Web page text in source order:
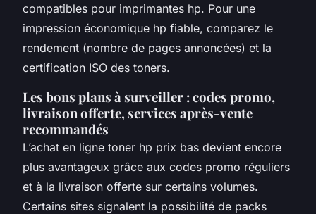
compatibles pour imprimantes hp. Pour une
impression économique hp fiable, comparez le
rendement (nombre de pages annoncées) et la
certification ISO des toners.
Les bons plans à surveiller : codes promo,
livraison offerte, services après-vente
recommandés
L’achat en ligne toner hp prix bas devient encore
plus avantageux grâce aux codes promo réguliers
et à la livraison offerte sur certains volumes.
Certains sites signalent la possibilité de packs